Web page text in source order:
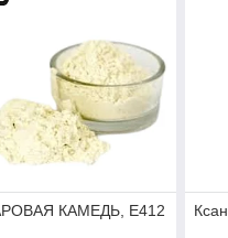
КАМЕДЬ, Е412